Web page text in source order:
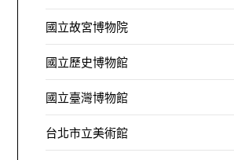
國立故宮博物院
國立歷史博物館
國立臺灣博物館
台北市立美術館